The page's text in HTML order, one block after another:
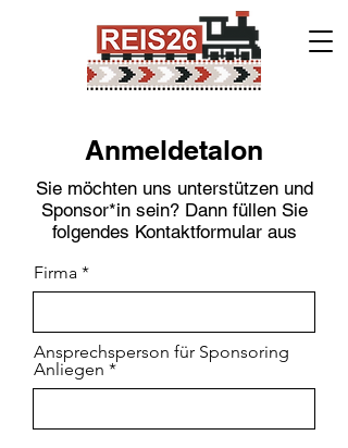
Anmeldetalon
Sie möchten uns unterstützen und
Sponsor*in sein? Dann füllen Sie
folgendes Kontaktformular aus
Firma
Ansprechsperson für Sponsoring
Anliegen